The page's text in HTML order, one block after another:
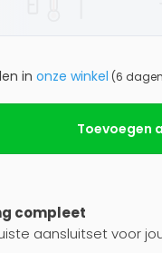
in onze winkel (6
Toevoegen
compleet
aansluitset voor